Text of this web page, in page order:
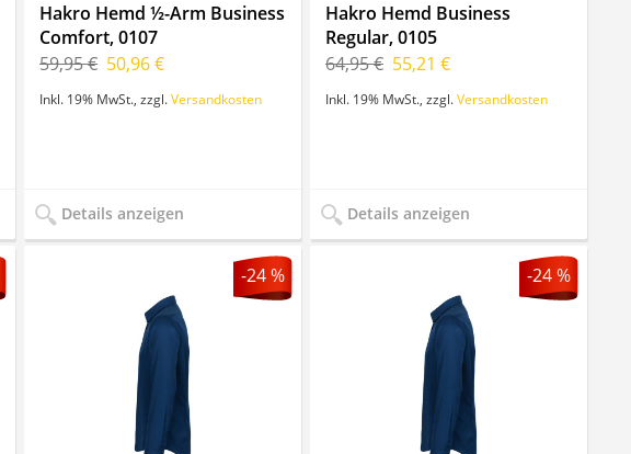
Hakro Hemd ½-Arm Business
Comfort, 0107
59,95 € 50,96 €
Inkl. 19% MwSt. zzgl. Versandkosten
Details anzeigen
Hakro Hemd Business
Regular, 0105
64,95 € 55,21 €
Inkl. 19% MwSt. zzgl. Versandkosten
Details anzeigen
-24 % -24 %